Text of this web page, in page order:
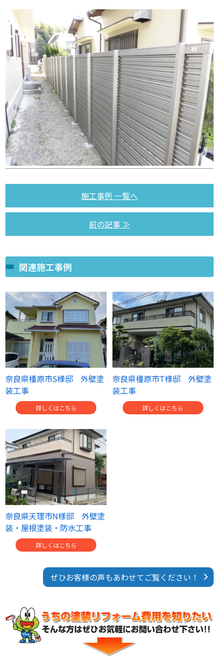
施工事例 一覧へ
前の記事 ≫
関連施工事例
奈良県橿原市S様邸 外壁塗
装工事
詳しくはこちら
奈良県橿原市T様邸 外壁塗
装工事
詳しくはこちら
奈良県天理市N様邸 外壁塗
装・屋根塗装・防水工事
詳しくはこちら
ぜひお客様の声もあわせてご覧ください！